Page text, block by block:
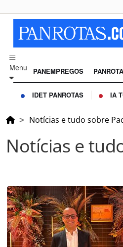
Menu PANEMPREGOS
IDET PANROTAS IA
Notícias e tudo sobre
Notícias e